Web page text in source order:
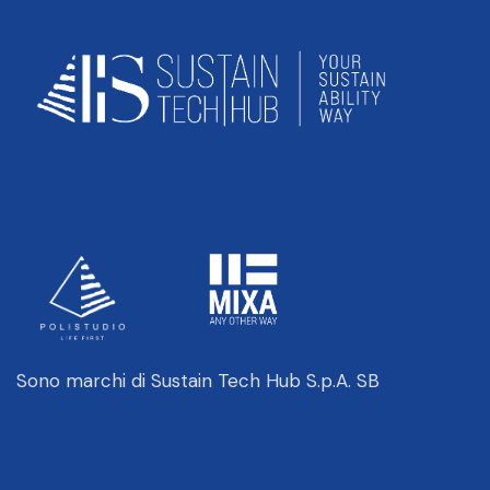
Sono marchi di Sustain Tech Hub S.p.A. SB